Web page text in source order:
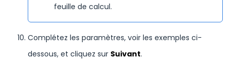
feuille de calcul.
Complétez les paramètres, voir les exemples ci-
dessous, et cliquez sur Suivant.